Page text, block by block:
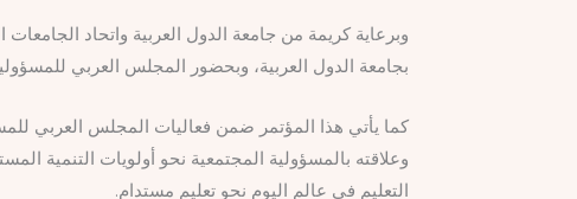
وبرعاية كريمة من جامعة الدول العربية واتحاد
بجامعة الدول العربية، وبحضور المجلس العربي
كما يأتي هذا المؤتمر ضمن فعاليات المجلس العربي
وعلاقته بالمسؤولية المجتمعية نحو أولويات التنمية
التعليم في عالم اليوم نحو تعليم مستدام.